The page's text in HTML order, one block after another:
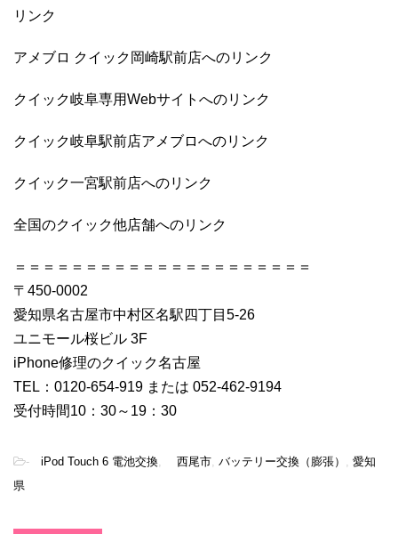
リンク
アメブロ クイック岡崎駅前店へのリンク
クイック岐阜専用Webサイトへのリンク
クイック岐阜駅前店アメブロへのリンク
クイック一宮駅前店へのリンク
全国のクイック他店舗へのリンク
＝＝＝＝＝＝＝＝＝＝＝＝＝＝＝＝＝＝＝＝＝
〒450-0002
愛知県名古屋市中村区名駅四丁目5-26
ユニモール桜ビル 3F
iPhone修理のクイック名古屋
TEL：0120-654-919 または 052-462-9194
受付時間10：30～19：30
- iPod Touch 6 電池交換 西尾市 バッテリー交換（膨張）
愛知
県